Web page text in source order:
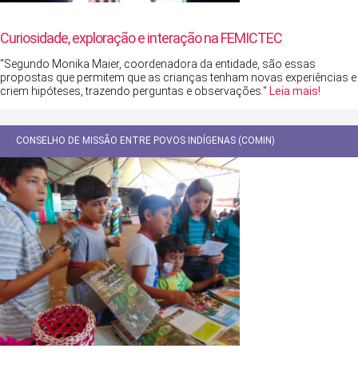
Curiosidade, exploração e interação na FEMICTEC
"Segundo Monika Maier, coordenadora da entidade, são essas
propostas que permitem que as crianças tenham novas experiências e
criem hipóteses, trazendo perguntas e observações." Leia mais!
CONSELHO DE MISSÃO ENTRE POVOS INDÍGENAS (COMIN)